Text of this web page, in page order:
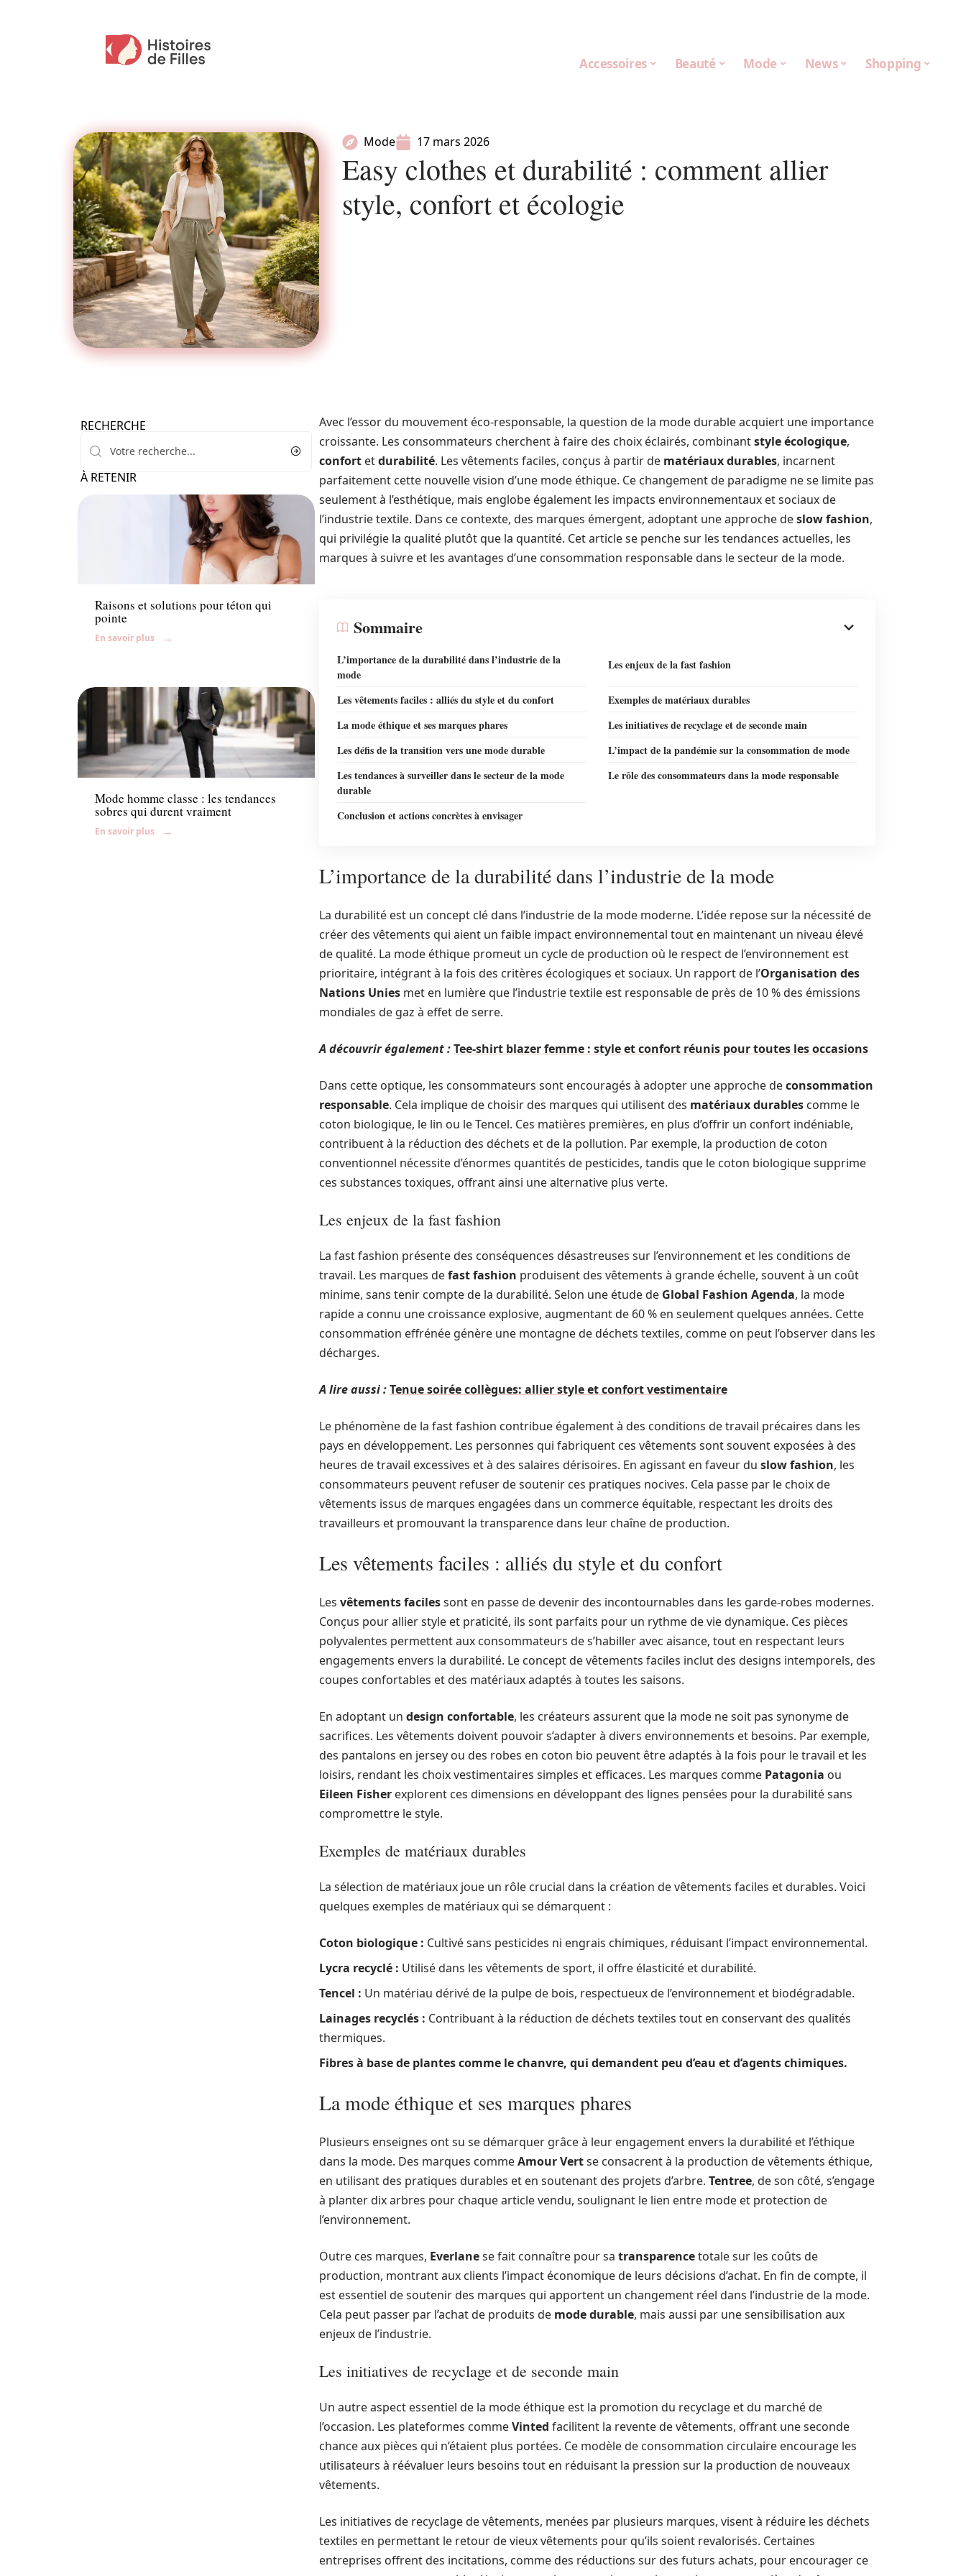
Accessoires Beauté Mode News Shopping
Mode 17 mars 2026
Easy clothes et durabilité : comment allier
style, confort et écologie
RECHERCHE
À RETENIR
Raisons et solutions pour téton qui
pointe
En savoir plus
Mode
Mode homme classe : les tendances
sobres qui durent vraiment
En savoir plus
Avec l’essor du mouvement éco-responsable, la question de la mode durable acquiert une importance
croissante. Les consommateurs cherchent à faire des choix éclairés, combinantstyle écologique,
confort etdurabilité. Les vêtements faciles, conçus à partir de matériaux durables, incarnent
parfaitement cette nouvelle vision d’une mode éthique. Ce changement de paradigme ne se limite pas
seulement à l’esthétique, mais englobe également les impacts environnementaux et sociaux de
l’industrie textile. Dans ce contexte, des marques émergent, adoptant une approche deslow fashion,
qui privilégie la qualité plutôt que la quantité. Cet article se penche sur les tendances actuelles, les
marques à suivre et les avantages d’une consommation responsable dans le secteur de la mode.
Sommaire
L’importance de la durabilité dans l’industrie de la
mode
Les enjeux de la fast fashion
Les vêtements faciles : alliés du style et du confort
Exemples de matériaux durables
La mode éthique et ses marques phares
Les initiatives de recyclage et de seconde main
Les défis de la transition vers une mode durable
L’impact de la pandémie sur la consommation de mode
Les tendances à surveiller dans le secteur de la mode
durable
Le rôle des consommateurs dans la mode responsable
Conclusion et actions concrètes à envisager
L’importance de la durabilité dans l’industrie de la mode
La durabilité est un concept clé dans l’industrie de la mode moderne. L’idée repose sur la nécessité de
créer des vêtements qui aient un faible impact environnemental tout en maintenant un niveau élevé
de qualité. La mode éthique promeut un cycle de production où le respect de l’environnement est
prioritaire, intégrant à la fois des critères écologiques et sociaux. Un rapport de l’Organisation des
Nations Unies met en lumière que l’industrie textile est responsable de près de 10 % des émissions
mondiales de gaz à effet de serre.
A découvrir également :Tee-shirt blazer femme : style et confort réunis pour toutes les occasions
Dans cette optique, les consommateurs sont encouragés à adopter une approche deconsommation
responsable. Cela implique de choisir des marques qui utilisent des matériaux durables comme le
coton biologique, le lin ou le Tencel. Ces matières premières, en plus d’offrir un confort indéniable,
contribuent à la réduction des déchets et de la pollution. Par exemple, la production de coton
conventionnel nécessite d’énormes quantités de pesticides, tandis que le coton biologique supprime
ces substances toxiques, offrant ainsi une alternative plus verte.
Les enjeux de la fast fashion
La fast fashion présente des conséquences désastreuses sur l’environnement et les conditions de
travail. Les marques defast fashion produisent des vêtements à grande échelle, souvent à un coût
minime, sans tenir compte de la durabilité. Selon une étude de Global Fashion Agenda, la mode
rapide a connu une croissance explosive, augmentant de 60 % en seulement quelques années. Cette
consommation effrénée génère une montagne de déchets textiles, comme on peut l’observer dans les
décharges.
A lire aussi :Tenue soirée collègues: allier style et confort vestimentaire
Le phénomène de la fast fashion contribue également à des conditions de travail précaires dans les
pays en développement. Les personnes qui fabriquent ces vêtements sont souvent exposées à des
heures de travail excessives et à des salaires dérisoires. En agissant en faveur du slow fashion, les
consommateurs peuvent refuser de soutenir ces pratiques nocives. Cela passe par le choix de
vêtements issus de marques engagées dans un commerce équitable, respectant les droits des
travailleurs et promouvant la transparence dans leur chaîne de production.
Les vêtements faciles : alliés du style et du confort
Les vêtements facilessont en passe de devenir des incontournables dans les garde-robes modernes.
Conçus pour allier style et praticité, ils sont parfaits pour un rythme de vie dynamique. Ces pièces
polyvalentes permettent aux consommateurs de s’habiller avec aisance, tout en respectant leurs
engagements envers la durabilité. Le concept de vêtements faciles inclut des designs intemporels, des
coupes confortables et des matériaux adaptés à toutes les saisons.
En adoptant un design confortable, les créateurs assurent que la mode ne soit pas synonyme de
sacrifices. Les vêtements doivent pouvoir s’adapter à divers environnements et besoins. Par exemple,
des pantalons en jersey ou des robes en coton bio peuvent être adaptés à la fois pour le travail et les
loisirs, rendant les choix vestimentaires simples et efficaces. Les marques comme Patagonia ou
Eileen Fisher explorent ces dimensions en développant des lignes pensées pour la durabilité sans
compromettre le style.
Exemples de matériaux durables
La sélection de matériaux joue un rôle crucial dans la création de vêtements faciles et durables. Voici
quelques exemples de matériaux qui se démarquent :
Coton biologique : Cultivé sans pesticides ni engrais chimiques, réduisant l’impact environnemental.
Lycra recyclé : Utilisé dans les vêtements de sport, il offre élasticité et durabilité.
Tencel : Un matériau dérivé de la pulpe de bois, respectueux de l’environnement et biodégradable.
Lainages recyclés : Contribuant à la réduction de déchets textiles tout en conservant des qualités
thermiques.
Fibres à base de plantes comme le chanvre, qui demandent peu d’eau et d’agents chimiques.
La mode éthique et ses marques phares
Plusieurs enseignes ont su se démarquer grâce à leur engagement envers la durabilité et l’éthique
dans la mode. Des marques commeAmour Vertse consacrent à la production de vêtements éthique,
en utilisant des pratiques durables et en soutenant des projets d’arbre. Tentree, de son côté, s’engage
à planter dix arbres pour chaque article vendu, soulignant le lien entre mode et protection de
l’environnement.
Outre ces marques, Everlanese fait connaître pour sa transparencetotale sur les coûts de
production, montrant aux clients l’impact économique de leurs décisions d’achat. En fin de compte, il
est essentiel de soutenir des marques qui apportent un changement réel dans l’industrie de la mode.
Cela peut passer par l’achat de produits de mode durable, mais aussi par une sensibilisation aux
enjeux de l’industrie.
Les initiatives de recyclage et de seconde main
Un autre aspect essentiel de la mode éthique est la promotion du recyclage et du marché de
l’occasion. Les plateformes commeVinted facilitent la revente de vêtements, offrant une seconde
chance aux pièces qui n’étaient plus portées. Ce modèle de consommation circulaire encourage les
utilisateurs à réévaluer leurs besoins tout en réduisant la pression sur la production de nouveaux
vêtements.
Les initiatives de recyclage de vêtements, menées par plusieurs marques, visent à réduire les déchets
textiles en permettant le retour de vieux vêtements pour qu’ils soient revalorisés. Certaines
entreprises offrent des incitations, comme des réductions sur des futurs achats, pour encourager ce